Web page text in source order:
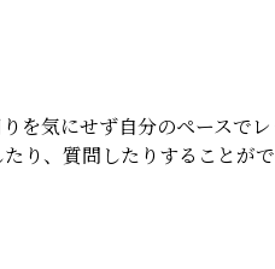
を気にせず自分のペースでレ
り、質問したりすることが